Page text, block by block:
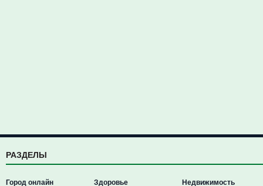
РАЗДЕЛЫ
Город онлайн Здоровье Недвижимость